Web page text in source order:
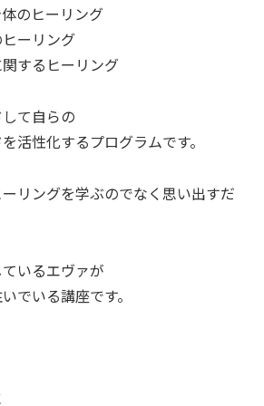
のヒーリング
ーリング
するヒーリング
て自らの
活性化するプログラムです。
ーリングを学ぶのでなく思い出すだ
いるエヴァが
でいる講座です。